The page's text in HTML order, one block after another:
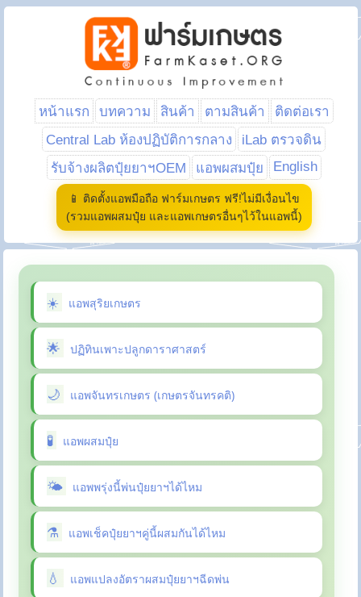
หน้าแรก บทความ สินค้า ตามสินค้า
ติดต่อเรา
Central Lab ห้องปฏิบัติการกลาง
iLab ตรวจดิน
รับจ้างผลิตปุ๋ยยาฯOEM
แอพผสมปุ๋ย English
📱 ติดตั้งแอพมือถือ ฟาร์มเกษตร ฟรี!ไม่มีเงื่อนไข
(รวมแอพผสมปุ๋ย และแอพเกษตรอื่นๆไว้ในแอพนี้)
แอพสุริยเกษตร
ปฏิทินเพาะปลูกดาราศาสตร์
แอพจันทรเกษตร (เกษตรจันทรคติ)
แอพผสมปุ๋ย
แอพพรุ่งนี้พ่นปุ๋ยยาฯได้ไหม
แอพเช็คปุ๋ยยาฯคู่นี้ผสมกันได้ไหม
แอพแปลงอัตราผสมปุ๋ยยาฯฉีดพ่น